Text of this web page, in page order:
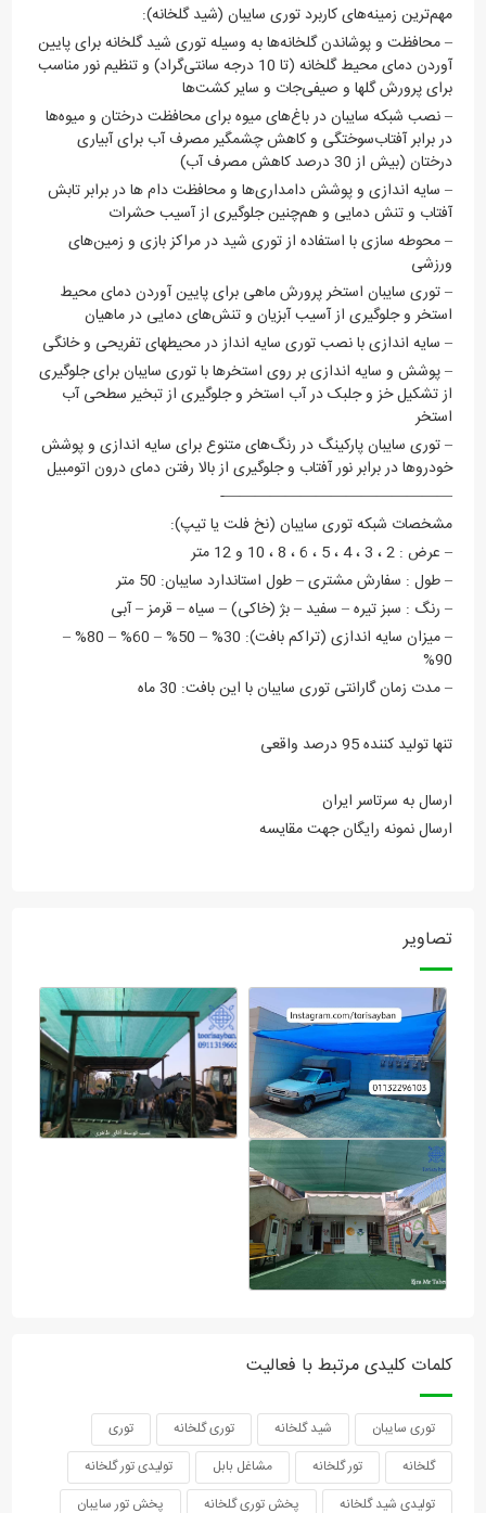
مهم‌ترین زمینه‌های کاربرد توری سایبان (شید گلخانه):
– محافظت و پوشاندن گلخانه‌ها به وسیله توری شید گلخانه برای پایین
آوردن دمای محیط گلخانه (تا 10 درجه سانتی‌گراد) و تنظیم نور مناسب
برای پرورش گلها و صیفی‌جات و سایر کشت‌ها
– نصب شبکه سایبان در باغ‌های میوه برای محافظت درختان و میوه‌ها
در برابر آفتاب‌سوختگی و کاهش چشمگیر مصرف آب برای آبیاری
درختان (بیش از 30 درصد کاهش مصرف آب)
– سایه اندازی و پوشش دامداری‌ها و محافظت دام ها در برابر تابش
آفتاب و تنش دمایی و هم‌چنین جلوگیری از آسیب حشرات
– محوطه سازی با استفاده از توری شید در مراکز بازی و زمین‌های
ورزشی
– توری سایبان استخر پرورش ماهی برای پایین آوردن دمای محیط
استخر و جلوگیری از آسیب آبزیان و تنش‌های دمایی در ماهیان
– سایه اندازی با نصب توری سایه انداز در محیطهای تفریحی و خانگی
– پوشش و سایه اندازی بر روی استخرها با توری سایبان برای جلوگیری
از تشکیل خز و جلبک در آب استخر و جلوگیری از تبخیر سطحی آب
استخر
– توری سایبان پارکینگ در رنگ‌های متنوع برای سایه اندازی و پوشش
خودروها در برابر نور آفتاب و جلوگیری از بالا رفتن دمای درون اتومبیل
———————————————-
مشخصات شبکه توری سایبان (نخ فلت یا تیپ):
– عرض : 2 ، 3 ، 4 ، 5 ، 6 ، 8 ، 10 و 12 متر
– طول : سفارش مشتری – طول استاندارد سایبان: 50 متر
– رنگ : سبز تیره – سفید – بژ (خاکی) – سیاه – قرمز – آبی
– میزان سایه اندازی (تراکم بافت): 30% – 50% – 60% – 80% –
90%
– مدت زمان گارانتی توری سایبان با این بافت: 30 ماه
تنها تولید کننده 95 درصد واقعی
ارسال به سرتاسر ایران
ارسال نمونه رایگان جهت مقایسه
تصاویر
کلمات کلیدی مرتبط با فعالیت
توری سایبان شید گلخانه توری گلخانه
توری
گلخانه
تور گلخانه مشاغل بابل
تولیدی تور گلخانه
تولیدی شید گلخانه
پخش توری گلخانه پخش تور سایبان